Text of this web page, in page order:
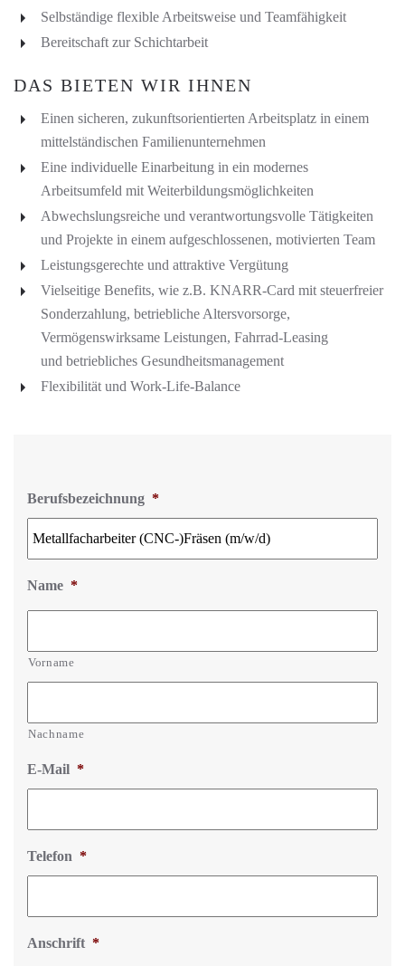
Selbständige flexible Arbeitsweise und Teamfähigkeit
Bereitschaft zur Schichtarbeit
DAS BIETEN WIR IHNEN
Einen sicheren, zukunftsorientierten Arbeitsplatz in einem
mittelständischen Familienunternehmen
Eine individuelle Einarbeitung in ein modernes
Arbeitsumfeld mit Weiterbildungsmöglichkeiten
Abwechslungsreiche und verantwortungsvolle Tätigkeiten
und Projekte in einem aufgeschlossenen, motivierten Team
Leistungsgerechte und attraktive Vergütung
Vielseitige Benefits, wie z.B. KNARR-Card mit steuerfreier
Sonderzahlung, betriebliche Altersvorsorge,
Vermögenswirksame Leistungen, Fahrrad-Leasing
und betriebliches Gesundheitsmanagement
Flexibilität und Work-Life-Balance
Berufsbezeichnung *
Name *
Vorname
Nachname
E-Mail *
Telefon *
Anschrift *